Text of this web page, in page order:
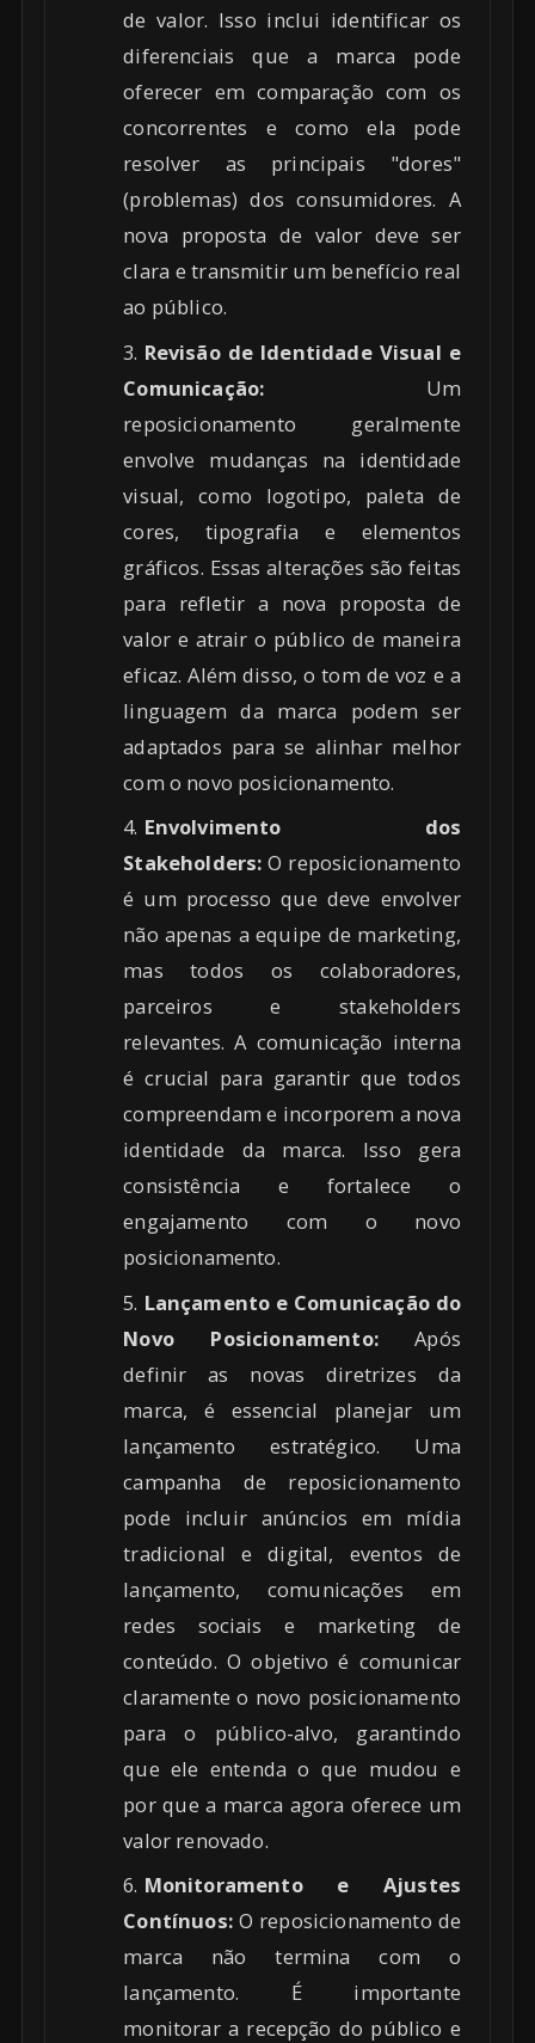
de valor. Isso inclui identificar os
diferenciais que a marca pode
oferecer em comparação com os
concorrentes e como ela pode
resolver as principais "dores"
(problemas) dos consumidores. A
nova proposta de valor deve ser
clara e transmitir um benefício real
ao público.
Revisão de Identidade Visual e
Comunicação: Um
reposicionamento geralmente
envolve mudanças na identidade
visual, como logotipo, paleta de
cores, tipografia e elementos
gráficos. Essas alterações são feitas
para refletir a nova proposta de
valor e atrair o público de maneira
eficaz. Além disso, o tom de voz e a
linguagem da marca podem ser
adaptados para se alinhar melhor
com o novo posicionamento.
Envolvimento dos
Stakeholders: O reposicionamento
é um processo que deve envolver
não apenas a equipe de marketing,
mas todos os colaboradores,
parceiros e stakeholders
relevantes. A comunicação interna
é crucial para garantir que todos
compreendam e incorporem a nova
identidade da marca. Isso gera
consistência e fortalece o
engajamento com o novo
posicionamento.
Lançamento e Comunicação do
Novo Posicionamento:Após
definir as novas diretrizes da
marca, é essencial planejar um
lançamento estratégico. Uma
campanha de reposicionamento
pode incluir anúncios em mídia
tradicional e digital, eventos de
lançamento, comunicações em
redes sociais e marketing de
conteúdo. O objetivo é comunicar
claramente o novo posicionamento
para o público-alvo, garantindo
que ele entenda o que mudou e
por que a marca agora oferece um
valor renovado.
Monitoramento e Ajustes
Contínuos: O reposicionamento de
marca não termina com o
lançamento. É importante
monitorar a recepção do público e